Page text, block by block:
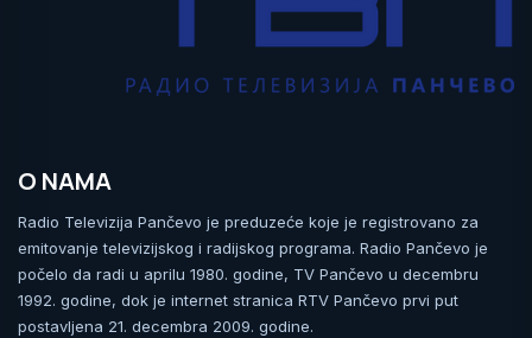
O NAMA
Radio Televizija Pančevo je preduzeće koje je registrovano za
emitovanje televizijskog i radijskog programa. Radio Pančevo je
počelo da radi u aprilu 1980. godine, TV Pančevo u decembru
1992. godine, dok je internet stranica RTV Pančevo prvi put
postavljena 21. decembra 2009. godine.